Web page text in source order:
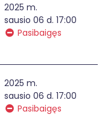
2025 m.
sausio 06 d. 17:00
Pasibaigęs
2025 m.
sausio 06 d. 17:00
Pasibaigęs